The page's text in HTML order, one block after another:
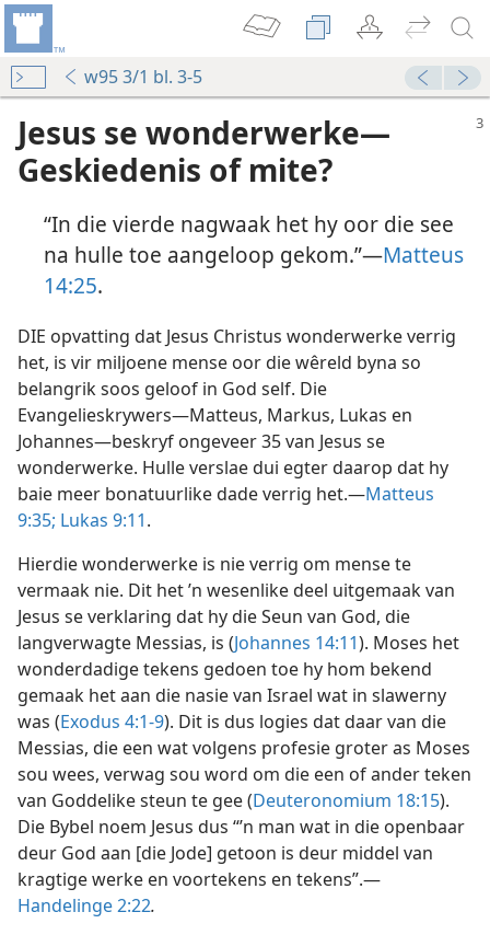
w95 3/1 bl. 3-5
Jesus se wonderwerke—
Geskiedenis of mite?
“In die vierde nagwaak het hy oor die see
na hulle toe aangeloop gekom.”—Matteus
14:25.
DIE opvatting dat Jesus Christus wonderwerke verrig
het, is vir miljoene mense oor die wêreld byna so
belangrik soos geloof in God self. Die
Evangelieskrywers—Matteus, Markus, Lukas en
Johannes—beskryf ongeveer 35 van Jesus se
wonderwerke. Hulle verslae dui egter daarop dat hy
baie meer bonatuurlike dade verrig het.—Matteus
9:35; Lukas 9:11.
Hierdie wonderwerke is nie verrig om mense te
vermaak nie. Dit het ’n wesenlike deel uitgemaak van
Jesus se verklaring dat hy die Seun van God, die
langverwagte Messias, is (Johannes 14:11). Moses het
wonderdadige tekens gedoen toe hy hom bekend
gemaak het aan die nasie van Israel wat in slawerny
was (Exodus 4:1-9). Dit is dus logies dat daar van die
Messias, die een wat volgens profesie groter as Moses
sou wees, verwag sou word om die een of ander teken
van Goddelike steun te gee (Deuteronomium 18:15).
Die Bybel noem Jesus dus “’n man wat in die openbaar
deur God aan [die Jode] getoon is deur middel van
kragtige werke en voortekens en tekens”.—
Handelinge 2:22.